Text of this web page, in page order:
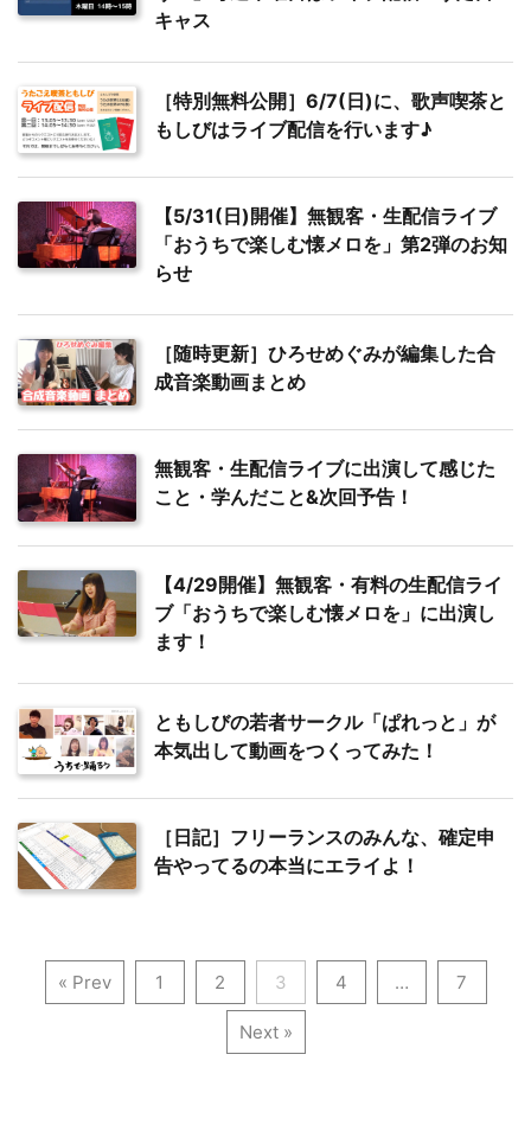
キャス
［特別無料公開］6/7(日)に、歌声喫茶と
もしびはライブ配信を行います♪
【5/31(日)開催】無観客・生配信ライブ
「おうちで楽しむ懐メロを」第2弾のお知
らせ
［随時更新］ひろせめぐみが編集した合
成音楽動画まとめ
無観客・生配信ライブに出演して感じた
こと・学んだこと&次回予告！
【4/29開催】無観客・有料の生配信ライ
ブ「おうちで楽しむ懐メロを」に出演し
ます！
ともしびの若者サークル「ぱれっと」が
本気出して動画をつくってみた！
［日記］フリーランスのみんな、確定申
告やってるの本当にエライよ！
« Prev 1 2 3 4 … 7
Next »